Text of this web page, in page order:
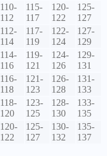
110-
112
115-
117
120-
122
125-
127
112-
114
117-
119
122-
124
127-
129
114-
116
119-
121
124-
126
129-
131
116-
118
121-
123
126-
128
131-
133
118-
120
123-
125
128-
130
133-
135
120-
122
125-
127
130-
132
135-
137